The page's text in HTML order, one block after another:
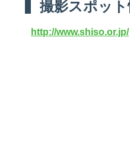
撮影スポット
http://www.shiso.or.jp/